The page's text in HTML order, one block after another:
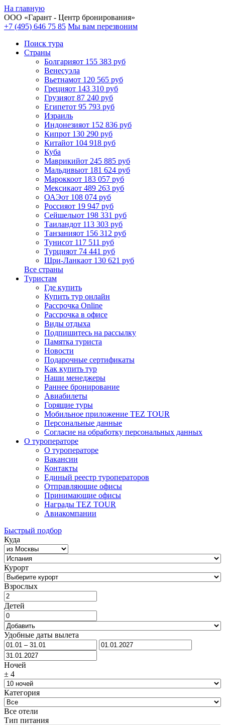
На главную
ООО «Гарант - Центр бронирования»
+7 (495) 646 75 85 Мы вам перезвоним
Поиск тура
Cтраны
Болгарияот 155 383 руб
Венесуэла
Вьетнамот 120 565 руб
Грецияот 143 310 руб
Грузияот 87 240 руб
Египетот 95 793 руб
Израиль
Индонезияот 152 836 руб
Кипрот 130 290 руб
Китайот 104 918 руб
Куба
Маврикийот 245 885 руб
Мальдивыот 181 624 руб
Мароккоот 183 057 руб
Мексикаот 489 263 руб
ОАЭот 108 074 руб
Россияот 19 947 руб
Сейшелыот 198 331 руб
Таиландот 113 303 руб
Танзанияот 156 312 руб
Тунисот 117 511 руб
Турцияот 74 441 руб
Шри-Ланкаот 130 621 руб
Все страны
Туристам
Где купить
Купить тур онлайн
Рассрочка Online
Рассрочка в офисе
Виды отдыха
Подпишитесь на рассылку
Памятка туриста
Новости
Подарочные сертификаты
Как купить тур
Наши менеджеры
Раннее бронирование
Авиабилеты
Горящие туры
Мобильное приложение TEZ TOUR
Персональные данные
Согласие на обработку персональных данных
О туроператоре
О туроператоре
Вакансии
Контакты
Единый реестр туроператоров
Отправляющие офисы
Принимающие офисы
Награды TEZ TOUR
Авиакомпании
Быстрый подбор
Куда
Курорт
Взрослых
Детей
Удобные даты вылета
Ночей
± 4
Категория
Все отели
Тип питания